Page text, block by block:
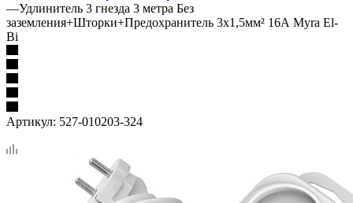
—Удлинитель 3 гнезда 3 метра Без
заземления+Шторки+Предохранитель 3х1,5мм² 16А Myra El-
Bi
Артикул: 527-010203-324